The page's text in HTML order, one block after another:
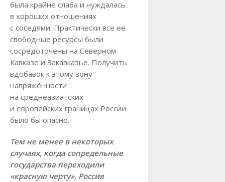
была крайне слаба и нуждалась
в хороших отношениях
с соседями. Практически все её
свободные ресурсы были
сосредоточены на Северном
Кавказе и Закавказье. Получить
вдобавок к этому зону
напряжённости
на среднеазиатских
и европейских границах России
было бы опасно.
Тем не менее в некоторых
случаях, когда сопредельные
государства переходили
«красную черту», Россия